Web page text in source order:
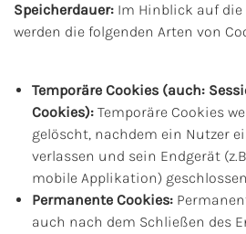
Speicherdauer: Im Hinblick auf die
werden die folgenden Arten von
Temporäre Cookies (auch:
Cookies): Temporäre Cookies
gelöscht, nachdem ein Nutzer
verlassen und sein Endgerät
mobile Applikation)
Permanente Cookies:
auch nach dem Schließen des